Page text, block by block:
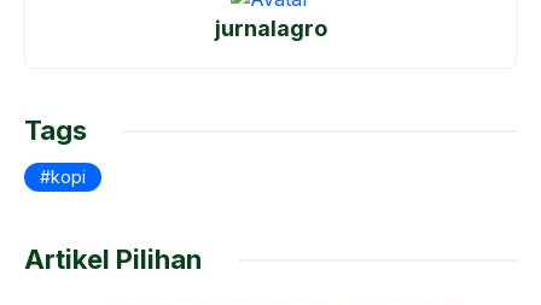
o
k
jurnalagro
Tags
kopi
Artikel Pilihan